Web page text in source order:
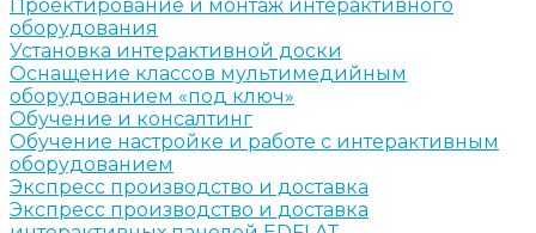
Проектирование и монтаж интерактивного
оборудования
Установка интерактивной доски
Оснащение классов мультимедийным
оборудованием «под ключ»
Обучение и консалтинг
Обучение настройке и работе с интерактивным
оборудованием
Экспресс производство и доставка
Экспресс производство и доставка